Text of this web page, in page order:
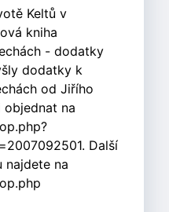
Keltů v
kniha
- dodatky
dodatky k
od Jiřího
objednat na
Další
najdete na